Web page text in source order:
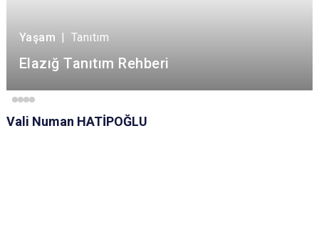
Yaşam Tanıtım
Elazığ Tanıtım Rehberi
Vali Numan HATİPOĞLU